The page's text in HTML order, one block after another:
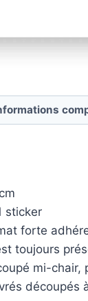
sticker
forte
toujours
mi-chair,
découpés